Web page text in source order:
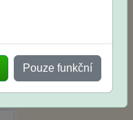
Pouze funkční